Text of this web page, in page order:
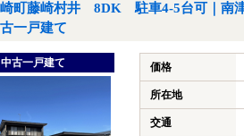
町藤崎村井 8DK 駐車4-5台可｜南
一戸建て
中古一戸建て 価格
所在地
交通